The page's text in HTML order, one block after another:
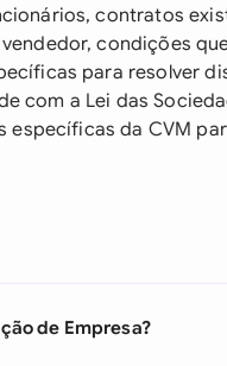
contratos
condições
para resolver
com a Lei das
específicas da CVM
de Empresa?